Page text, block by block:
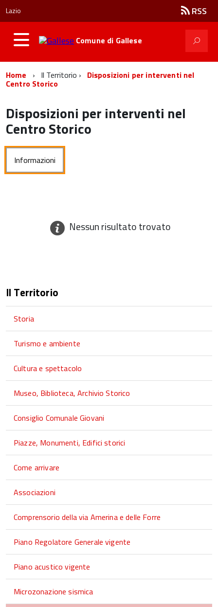
Lazio RSS
Comune di Gallese
Home Il Territorio Disposizioni per interventi nel
Centro Storico
Disposizioni per interventi nel
Centro Storico
Informazioni
Nessun risultato trovato
Il Territorio
Storia
Turismo e ambiente
Cultura e spettacolo
Museo, Biblioteca, Archivio Storico
Consiglio Comunale Giovani
Piazze, Monumenti, Edifici storici
Come arrivare
Associazioni
Comprensorio della via Amerina e delle Forre
Piano Regolatore Generale vigente
Piano acustico vigente
Microzonazione sismica